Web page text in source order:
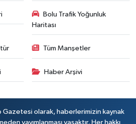
Bolu Trafik Yoğunluk
Haritası
Tüm Manşetler
Haber Arşivi
Gazetesi olarak, haberlerimizin kaynak
yayımlanması yasaktır. Her hakkı